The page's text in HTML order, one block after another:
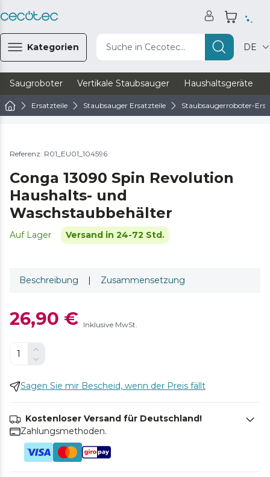
Kategorien Suche in Cecotec... DE
Saugroboter Vertikale Staubsauger Haushaltsgeräte
Ersatzteile Staubsauger Ersatzteile Staubsaugerroboter-
Referenz: R01_EU01_104596
Conga 13090 Spin Revolution
Haushalts- und
Waschstaubbehälter
Auf Lager Versand in 24-72 Std.
Beschreibung | Zusammensetzung
26,90 € Inklusive MwSt.
Sagen Sie mir Bescheid, wenn der Preis fällt
Kostenloser Versand für Deutschland!
Zahlungsmethoden.